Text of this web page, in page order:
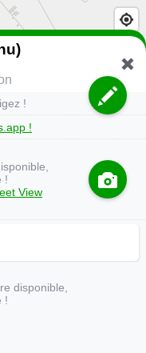
!
!
!
View
disponible,
!